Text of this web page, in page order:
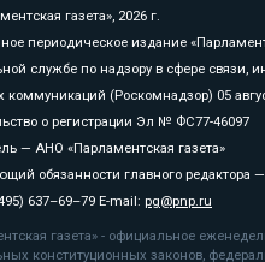
газета», 2026 г.
периодическое издание
службе по надзору в сфере связи,
коммуникаций (Роскомнадзор) 05
о регистрации Эл № ФС77-46097
— АНО «Парламентская газета»
обязанности главного редактора
637–69–79 E-mail: pg@pnp.ru
газета» - официальное
конституционных законов,